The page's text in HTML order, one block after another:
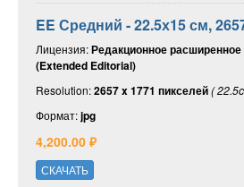
EE Средний - 22.5х15 см,
Лицензия:Редакционное
(Extended Editorial)
Resolution:2657 x 1771 пикселей(
Формат:jpg
4,200.00 ₽
СКАЧАТЬ